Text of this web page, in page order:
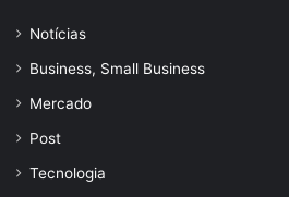
Notícias
Business, Small Business
Mercado
Post
Tecnologia